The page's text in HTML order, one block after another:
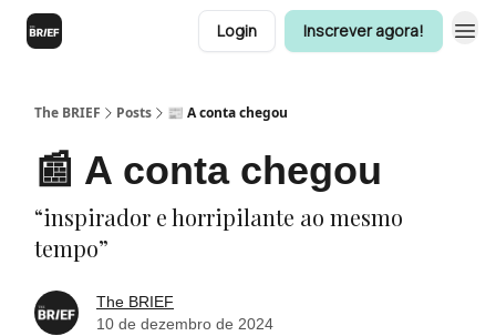
Login Inscrever agora!
The BRIEF Posts 📰 A conta chegou
📰 A conta chegou
“inspirador e horripilante ao mesmo
tempo”
The BRIEF
10 de dezembro de 2024